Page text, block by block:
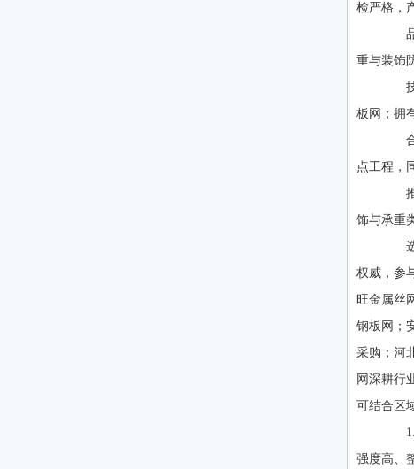
检严格，
品
重与装饰
技
板网；拥
合
点工程，
推
饰与承重
选
权威，参
旺金属丝
钢板网；
采购；河
网深耕行
可结合区
1.
强度高、